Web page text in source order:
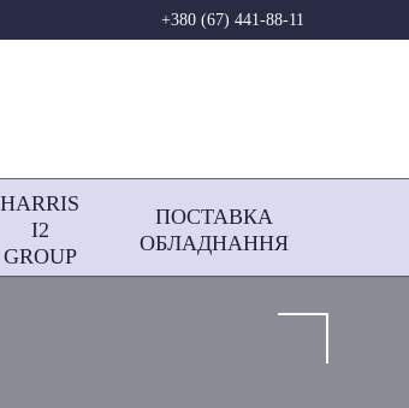
+380 (67) 441-88-11
HARRIS
І2
GROUP
ПОСТАВКА
ОБЛАДНАННЯ